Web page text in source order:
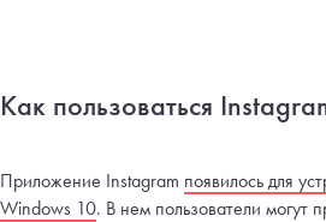
Как пользоваться
Приложение Instagram появилось для
Windows 10. В нем пользователи могут